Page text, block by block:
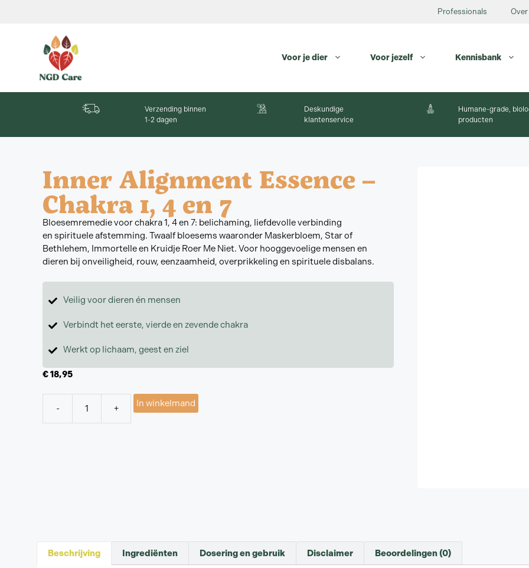
Professionals
Voor je dier Voor jezelf Kennisbank
Verzending binnen
1-2 dagen
Deskundige
klantenservice
Humane-grade,
producten
Inner Alignment Essence –
Chakra 1, 4 en 7
Bloesemremedie voor chakra 1, 4 en 7: belichaming, liefdevolle verbinding
en spirituele afstemming. Twaalf bloesems waaronder Maskerbloem, Star of
Bethlehem, Immortelle en Kruidje Roer Me Niet. Voor hooggevoelige mensen en
dieren bij onveiligheid, rouw, eenzaamheid, overprikkeling en spirituele disbalans.
Veilig voor dieren én mensen
Verbindt het eerste, vierde en zevende chakra
Werkt op lichaam, geest en ziel
€18,95
- + In winkelmand
Beschrijving Ingrediënten Dosering en gebruik Disclaimer Beoordelingen (0)